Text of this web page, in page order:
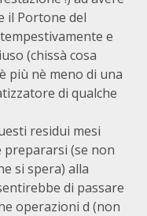
il Portone del
e
(chissà cosa
più nè meno di una
di qualche
residui mesi
prepararsi (se non
si spera) alla
di passare
operazioni d (non